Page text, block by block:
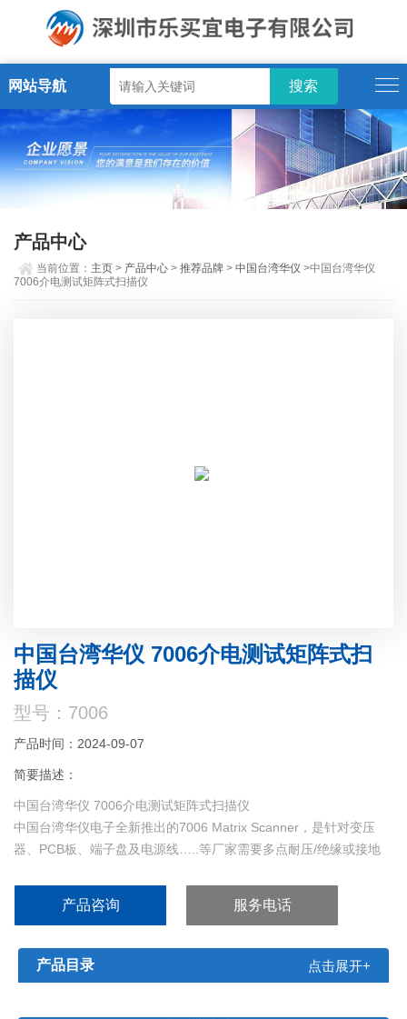
网站导航
产品中心
当前位置： 主页 > 产品中心 >推荐品牌 >中国台湾华仪 >中国台湾华仪
7006介电测试矩阵式扫描仪
中国台湾华仪 7006介电测试矩阵式扫
描仪
型号：7006
产品时间：2024-09-07
简要描述：
中国台湾华仪 7006介电测试矩阵式扫描仪
中国台湾华仪电子全新推出的7006 Matrix Scanner，是针对变压
器、PCB板、端子盘及电源线…..等厂家需要多点耐压/绝缘或接地
产品咨询 服务电话
产品目录 点击展开+